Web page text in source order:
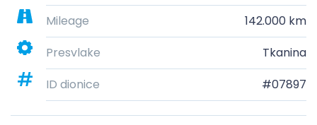
Mileage
142.000 km
Presvlake
Tkanina
ID dionice
#07897